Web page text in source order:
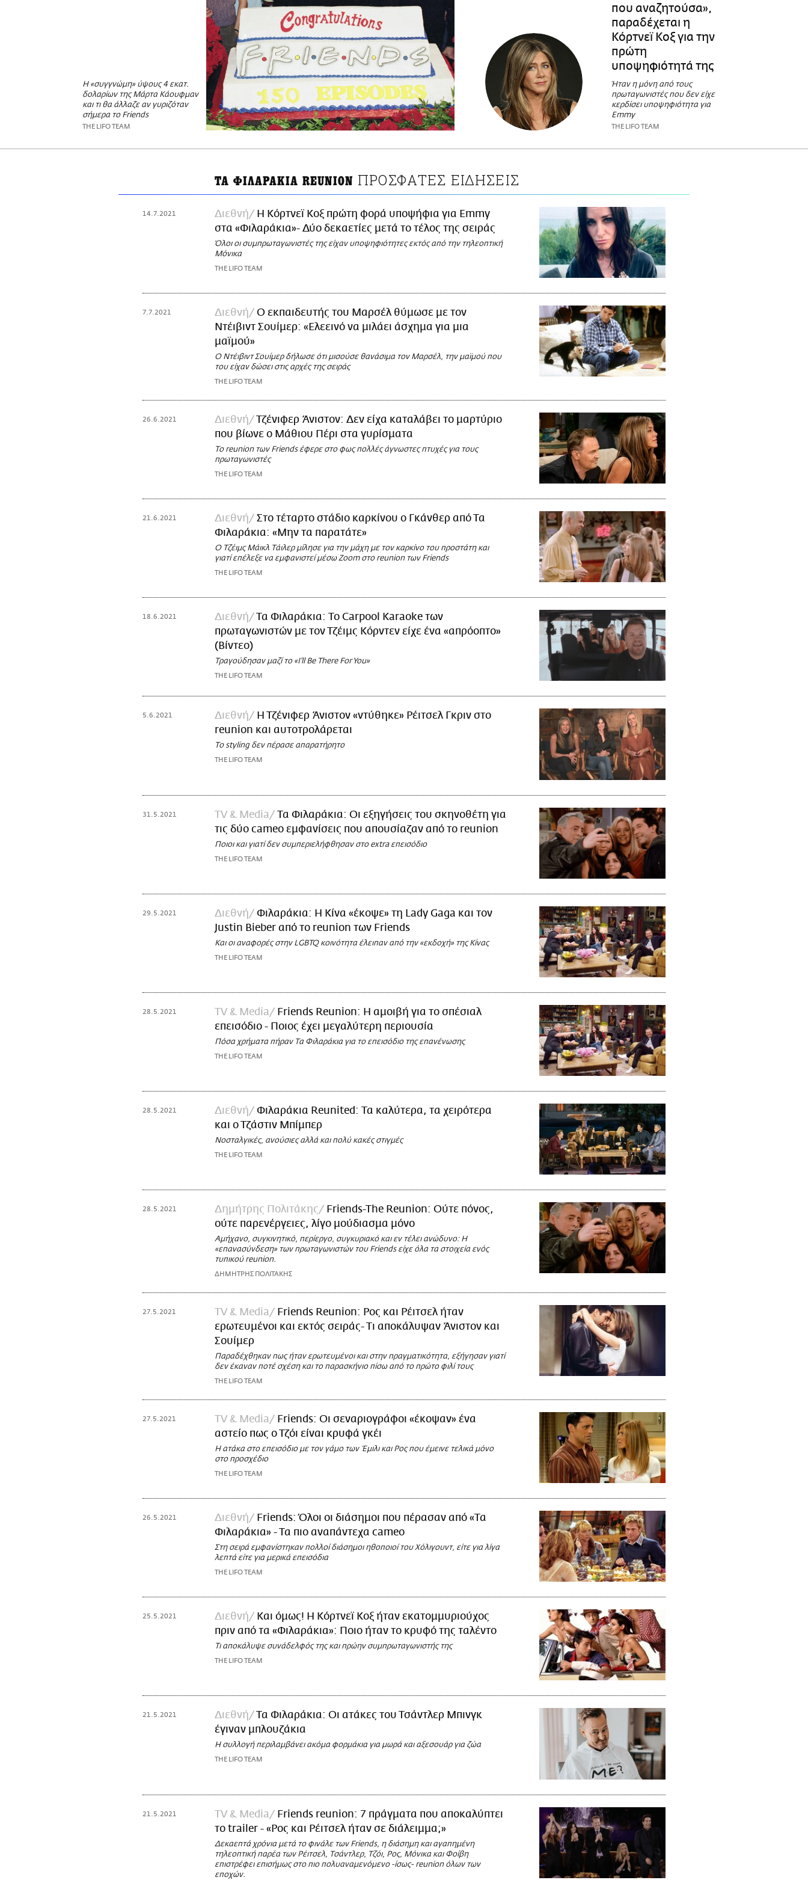
Η «συγγνώμη» ύψους 4 εκατ.
δολαρίων της Μάρτα Κάουφμαν
και τι θα άλλαζε αν γυριζόταν
σήμερα το Friends
THE LIFO TEAM
που αναζητούσα»,
παραδέχεται η
Κόρτνεϊ Κοξ για την
πρώτη
υποψηφιότητά της
Ήταν η μόνη από τους
πρωταγωνιστές που δεν είχε
κερδίσει υποψηφιότητα για
Emmy
THE LIFO TEAM
ΤΑ ΦΙΛΑΡΑΚΙΑ REUNION ΠΡΟΣΦΑΤΕΣ ΕΙΔΗΣΕΙΣ
14.7.2021 Διεθνή
Η Κόρτνεϊ Κοξ πρώτη φορά υποψήφια για Emmy
στα «Φιλαράκια»- Δύο δεκαετίες μετά το τέλος της σειράς
Όλοι οι συμπρωταγωνιστές της είχαν υποψηφιότητες εκτός από την τηλεοπτική
Μόνικα
THE LIFO TEAM
7.7.2021 Διεθνή
Ο εκπαιδευτής του Μαρσέλ θύμωσε με τον
Ντέιβιντ Σουίμερ: «Ελεεινό να μιλάει άσχημα για μια
μαϊμού»
Ο Ντέιβιντ Σουίμερ δήλωσε ότι μισούσε θανάσιμα τον Μαρσέλ, την μαϊμού που
του είχαν δώσει στις αρχές της σειράς
THE LIFO TEAM
26.6.2021 Διεθνή
Τζένιφερ Άνιστον: Δεν είχα καταλάβει το μαρτύριο
που βίωνε ο Μάθιου Πέρι στα γυρίσματα
Το reunion των Friends έφερε στο φως πολλές άγνωστες πτυχές για τους
πρωταγωνιστές
THE LIFO TEAM
21.6.2021 Διεθνή
Στο τέταρτο στάδιο καρκίνου ο Γκάνθερ από Τα
Φιλαράκια: «Μην τα παρατάτε»
Ο Τζέιμς Μάικλ Τάιλερ μίλησε για την μάχη με τον καρκίνο του προστάτη και
γιατί επέλεξε να εμφανιστεί μέσω Zoom στο reunion των Friends
THE LIFO TEAM
18.6.2021 Διεθνή
Τα Φιλαράκια: To Carpool Karaoke των
πρωταγωνιστών με τον Τζέιμς Κόρντεν είχε ένα «απρόοπτο»
(Βίντεο)
Τραγούδησαν μαζί το «I'll Be There For You»
THE LIFO TEAM
5.6.2021 Διεθνή
Η Τζένιφερ Άνιστον «ντύθηκε» Ρέιτσελ Γκριν στο
reunion και αυτοτρολάρεται
Το styling δεν πέρασε απαρατήρητο
THE LIFO TEAM
31.5.2021 TV & Media
Τα Φιλαράκια: Οι εξηγήσεις του σκηνοθέτη για
τις δύο cameo εμφανίσεις που απουσίαζαν από το reunion
Ποιοι και γιατί δεν συμπεριελήφθησαν στο extra επεισόδιο
THE LIFO TEAM
29.5.2021 Διεθνή
Φιλαράκια: Η Κίνα «έκοψε» τη Lady Gaga και τον
Justin Bieber από το reunion των Friends
Και οι αναφορές στην LGBTQ κοινότητα έλειπαν από την «εκδοχή» της Κίνας
THE LIFO TEAM
28.5.2021 TV & Media
Friends Reunion: Η αμοιβή για το σπέσιαλ
επεισόδιο - Ποιος έχει μεγαλύτερη περιουσία
Πόσα χρήματα πήραν Τα Φιλαράκια για το επεισόδιο της επανένωσης
THE LIFO TEAM
28.5.2021 Διεθνή
Φιλαράκια Reunited: Τα καλύτερα, τα χειρότερα
και ο Τζάστιν Μπίμπερ
Νοσταλγικές, ανούσιες αλλά και πολύ κακές στιγμές
THE LIFO TEAM
28.5.2021 Δημήτρης Πολιτάκης
Friends-The Reunion: Ούτε πόνος,
ούτε παρενέργειες, λίγο μούδιασμα μόνο
Αμήχανο, συγκινητικό, περίεργο, συγκυριακό και εν τέλει ανώδυνο: Η
«επανασύνδεση» των πρωταγωνιστών του Friends είχε όλα τα στοιχεία ενός
τυπικού reunion.
ΔΗΜΗΤΡΗΣ ΠΟΛΙΤΑΚΗΣ
27.5.2021 TV & Media
Friends Reunion: Ρος και Ρέιτσελ ήταν
ερωτευμένοι και εκτός σειράς- Τι αποκάλυψαν Άνιστον και
Σουίμερ
Παραδέχθηκαν πως ήταν ερωτευμένοι και στην πραγματικότητα, εξήγησαν γιατί
δεν έκαναν ποτέ σχέση και το παρασκήνιο πίσω από το πρώτο φιλί τους
THE LIFO TEAM
27.5.2021 TV & Media
Friends: Οι σεναριογράφοι «έκοψαν» ένα
αστείο πως ο Τζόι είναι κρυφά γκέι
Η ατάκα στο επεισόδιο με τον γάμο των Έμιλι και Ρος που έμεινε τελικά μόνο
στο προσχέδιο
THE LIFO TEAM
26.5.2021 Διεθνή
Friends: Όλοι οι διάσημοι που πέρασαν από «Τα
Φιλαράκια» - Τα πιο αναπάντεχα cameo
Στη σειρά εμφανίστηκαν πολλοί διάσημοι ηθοποιοί του Χόλιγουντ, είτε για λίγα
λεπτά είτε για μερικά επεισόδια
THE LIFO TEAM
25.5.2021 Διεθνή
Και όμως! Η Κόρτνεϊ Κοξ ήταν εκατομμυριούχος
πριν από τα «Φιλαράκια»: Ποιο ήταν το κρυφό της ταλέντο
Τι αποκάλυψε συνάδελφός της και πρώην συμπρωταγωνιστής της
THE LIFO TEAM
21.5.2021 Διεθνή
Τα Φιλαράκια: Οι ατάκες του Τσάντλερ Μπινγκ
έγιναν μπλουζάκια
Η συλλογή περιλαμβάνει ακόμα φορμάκια για μωρά και αξεσουάρ για ζώα
THE LIFO TEAM
21.5.2021 TV & Media
Friends reunion: 7 πράγματα που αποκαλύπτει
το trailer - «Ρος και Ρέιτσελ ήταν σε διάλειμμα;»
Δεκαεπτά χρόνια μετά το φινάλε των Friends, η διάσημη και αγαπημένη
τηλεοπτική παρέα των Ρέιτσελ, Τσάντλερ, Τζόι, Ρος, Μόνικα και Φοίβη
επιστρέφει επισήμως στο πιο πολυαναμενόμενο -ίσως- reunion όλων των
εποχών.